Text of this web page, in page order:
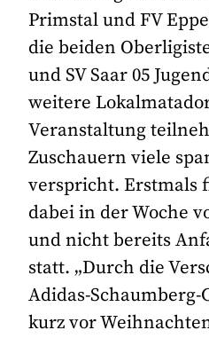
Primstal und FV
die beiden
und SV Saar 05
weitere
Veranstaltung
Zuschauern viele
verspricht. Erstmals
dabei in der Woche
und nicht bereits
statt. „Durch die
Adidas-Schaumberg-
kurz vor